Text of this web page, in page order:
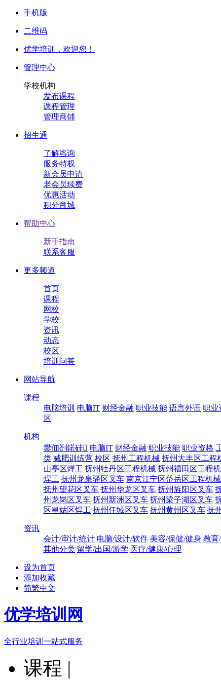
手机版
二维码
优学培训， 欢迎您！
管理中心
学校机构
发布课程
课程管理
管理商铺
招生通
了解咨询
服务特权
新会员申请
老会员续费
优惠活动
积分商城
帮助中心
新手指南
联系客服
更多频道
首页
课程
网校
学校
资讯
动态
校区
培训问答
网站导航
课程
电脑培训 电脑IT 财经金融 职业技能 语言外语 职业
区
机构
鐢佃剳鍩硅 电脑IT 财经金融 职业技能 职业资格
类 减肥训练营 校区 抚州工程机械 抚州大丰区工程
山亭区焊工 抚州牡丹区工程机械 抚州福田区工程
焊工 抚州龙泉驿区叉车 南京江宁区岱岳区工程机械
抚州望花区叉车 抚州华龙区叉车 抚州旌阳区叉车
州龙岗区叉车 抚州新洲区叉车 抚州梁子湖区叉车
区皇姑区焊工 抚州任城区叉车 抚州黄州区叉车 抚
资讯
会计/审计/统计 电脑/设计/软件 美容/保健/健身 教育
其他分类 留学/出国/游学 医疗/健康/心理
设为首页
添加收藏
简繁中文
优学培训网
全行业培训一站式服务
课程 |